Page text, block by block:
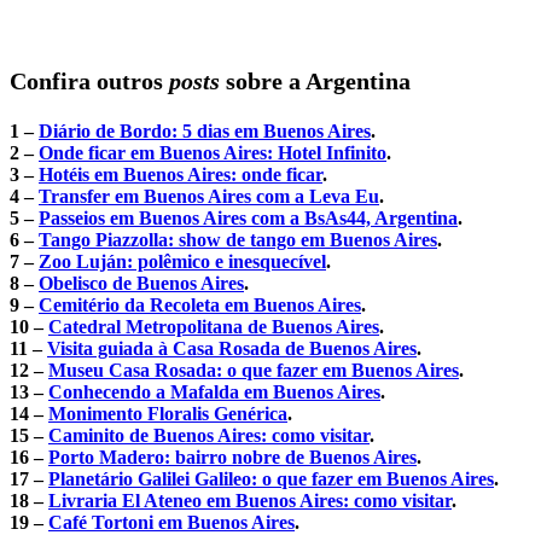
Confira outros posts sobre a Argentina
1 –Diário de Bordo: 5 dias em Buenos Aires.
2 –Onde ficar em Buenos Aires: Hotel Infinito.
3 –Hotéis em Buenos Aires: onde ficar.
4 –Transfer em Buenos Aires com a Leva Eu.
5 –Passeios em Buenos Aires com a BsAs44, Argentina.
6 –Tango Piazzolla: show de tango em Buenos Aires.
7 – Zoo Luján: polêmico e inesquecível.
8 –Obelisco de Buenos Aires.
9 –Cemitério da Recoleta em Buenos Aires.
10 –Catedral Metropolitana de Buenos Aires.
11 –Visita guiada à Casa Rosada de Buenos Aires.
12 –Museu Casa Rosada: o que fazer em Buenos Aires.
13 –Conhecendo a Mafalda em Buenos Aires.
14 –Monimento Floralis Genérica.
15 –Caminito de Buenos Aires: como visitar.
16 –Porto Madero: bairro nobre de Buenos Aires.
17 –Planetário Galilei Galileo: o que fazer em Buenos Aires.
18 –Livraria El Ateneo em Buenos Aires: como visitar.
19 –Café Tortoni em Buenos Aires.